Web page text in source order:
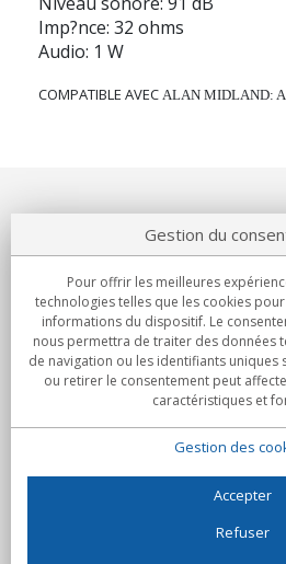
Imp?nce: 32 ohms
Audio: 1 W
COMPATIBLE AVEC ALAN MIDLAND:
Achats
Collectivités
C/Flassaders, 13, Nave 6, 08130
(Barcelone) -
Gestion du
Pour offrir les meilleures
technologies telles que les cookies
informations du dispositif. Le
nous permettra de traiter des données
de navigation ou les identifiants uniques
ou retirer le consentement peut
caractéristiques et
Gestion des
Accepter
Refuser